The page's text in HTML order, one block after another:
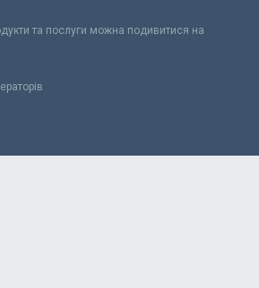
та послуги можна подивитися на